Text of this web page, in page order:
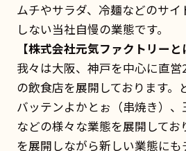
ムチやサラダ、冷麺などのサ
しない当社自慢の業態です。
【株式会社元気ファクトリーと
我々は大阪、神戸を中心に直営
の飲食店を展開しております。
バッテンよかとぉ（串焼き）、
などの様々な業態を展開してお
を展開しながら新しい業態に